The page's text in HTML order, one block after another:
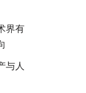
界有
与人